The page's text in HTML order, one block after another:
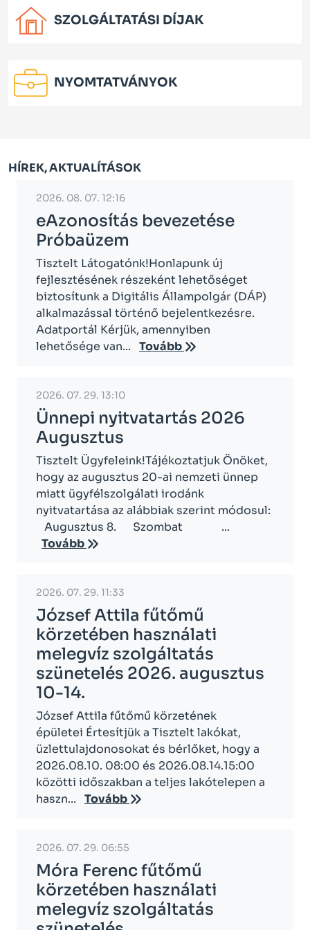
SZOLGÁLTATÁSI DÍJAK
NYOMTATVÁNYOK
HÍREK, AKTUALÍTÁSOK
2026. 08. 07. 12:16
eAzonosítás bevezetése
Próbaüzem
Tisztelt Látogatónk!Honlapunk új
fejlesztésének részeként lehetőséget
biztosítunk a Digitális Állampolgár (DÁP)
alkalmazással történő bejelentkezésre.
Adatportál Kérjük, amennyiben
lehetősége van...
Tovább
2026. 07. 29. 13:10
Ünnepi nyitvatartás 2026
Augusztus
Tisztelt Ügyfeleink!Tájékoztatjuk Önöket,
hogy az augusztus 20-ai nemzeti ünnep
miatt ügyfélszolgálati irodánk
nyitvatartása az alábbiak szerint módosul:
Augusztus 8. Szombat ...
Tovább
2026. 07. 29. 11:33
József Attila fűtőmű
körzetében használati
melegvíz szolgáltatás
szünetelés 2026. augusztus
10-14.
József Attila fűtőmű körzetének
épületei Értesítjük a Tisztelt lakókat,
üzlettulajdonosokat és bérlőket, hogy a
2026.08.10. 08:00 és 2026.08.14.15:00
közötti időszakban a teljes lakótelepen a
haszn...
Tovább
2026. 07. 29. 06:55
Móra Ferenc fűtőmű
körzetében használati
melegvíz szolgáltatás